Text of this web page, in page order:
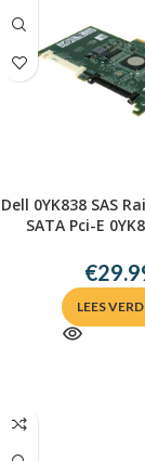
Dell 0YK838 SAS
SATA Pci-E
€
LEES